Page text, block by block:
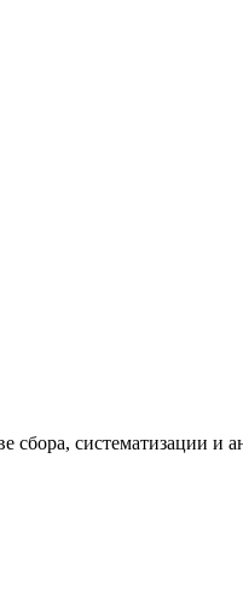
систематизации и